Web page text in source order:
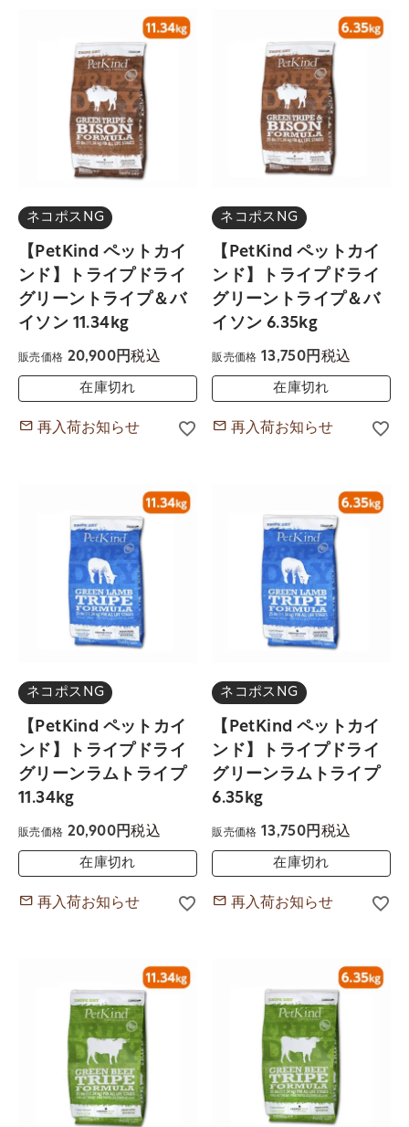
ネコポスNG
【PetKind ペットカイ
ンド】トライプドライ
グリーントライプ＆バ
イソン 11.34kg
販売価格 20,900 税込
在庫切れ
再入荷お知らせ
ネコポスNG
【PetKind ペットカイ
ンド】トライプドライ
グリーントライプ＆バ
イソン 6.35kg
販売価格 13,750 税込
在庫切れ
再入荷お知らせ
ネコポスNG
【PetKind ペットカイ
ンド】トライプドライ
グリーンラムトライプ
11.34kg
販売価格 20,900 税込
在庫切れ
再入荷お知らせ
ネコポスNG
【PetKind ペットカイ
ンド】トライプドライ
グリーンラムトライプ
6.35kg
販売価格 13,750 税込
在庫切れ
再入荷お知らせ